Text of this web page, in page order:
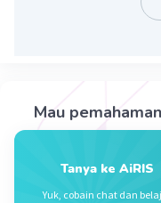
Beri Rating·
Jawaban
Mau
Tanya ke AiRIS
Yuk, cobain chat dan